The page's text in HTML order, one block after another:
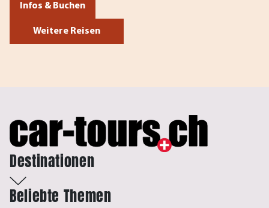
Infos & Buchen
Weitere Reisen
Destinationen
Beliebte Themen